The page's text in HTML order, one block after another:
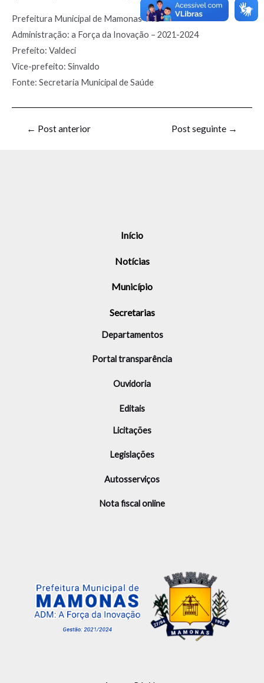
Prefeitura Municipal de Mamonas-MG
Administração: a Força da Inovação – 2021-2024
Prefeito: Valdeci
Vice-prefeito: Sinvaldo
Fonte: Secretaria Municipal de Saúde
← Post anterior Post seguinte →
Início
Notícias
Município
Secretarias
Departamentos
Portal transparência
Ouvidoria
Editais
Licitações
Legislações
Autosserviços
Nota fiscal online